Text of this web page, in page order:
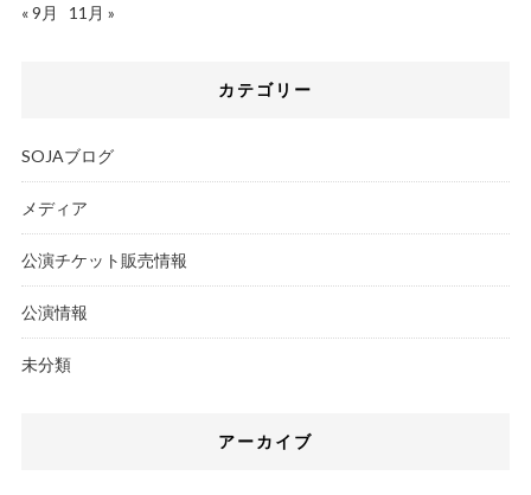
« 9月
11月 »
カテゴリー
SOJAブログ
メディア
公演チケット販売情報
公演情報
未分類
アーカイブ